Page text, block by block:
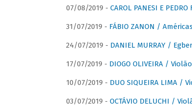
07/08/2019 - CAROL PANESI E
31/07/2019 - FÁBIO ZANON /
24/07/2019 - DANIEL MURRAY /
17/07/2019 - DIOGO OLIVEIRA /
10/07/2019 - DUO SIQUEIRA LIMA /
03/07/2019 - OCTÁVIO DELUCHI /